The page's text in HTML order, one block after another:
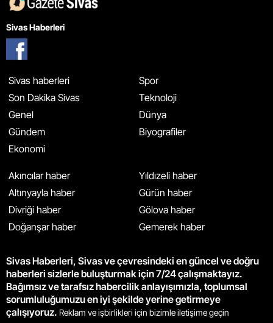
Sivas Haberleri
Sivas haberleri
Son Dakika Sivas
Genel
Gündem
Ekonomi
Spor
Teknoloji
Dünya
Biyografiler
Akıncılar haber
Altınyayla haber
Divriği haber
Doğanşar haber
Yıldızeli haber
Gürün haber
Gölova haber
Gemerek haber
Sivas Haberleri, Sivas ve çevresindeki en güncel ve doğru
haberleri sizlerle buluşturmak için 7/24 çalışmaktayız.
Bağımsız ve tarafsız habercilik anlayışımızla, toplumsal
sorumluluğumuzu en iyi şekilde yerine getirmeye
çalışıyoruz. Reklam ve işbirlikleri için bizimle iletişime geçin